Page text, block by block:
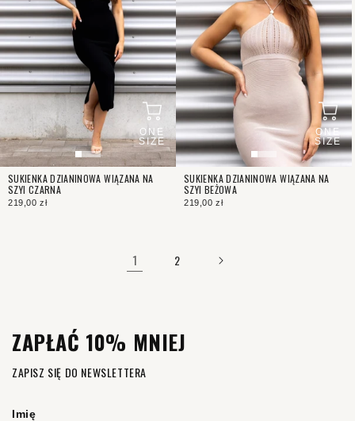
ONE
SIZE
SUKIENKA DZIANINOWA WIĄZANA NA
SZYI CZARNA
219,00 zł
ONE
SIZE
SUKIENKA DZIANINOWA WIĄZANA NA
SZYI BEŻOWA
219,00 zł
1 2
ZAPŁAĆ 10% MNIEJ
ZAPISZ SIĘ DO NEWSLETTERA
Imię